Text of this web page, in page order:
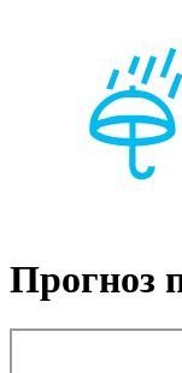
Прогноз